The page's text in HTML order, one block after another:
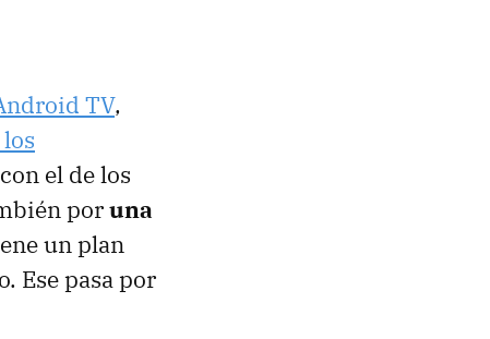
TV,
el de los
poruna
un plan
Ese pasa por